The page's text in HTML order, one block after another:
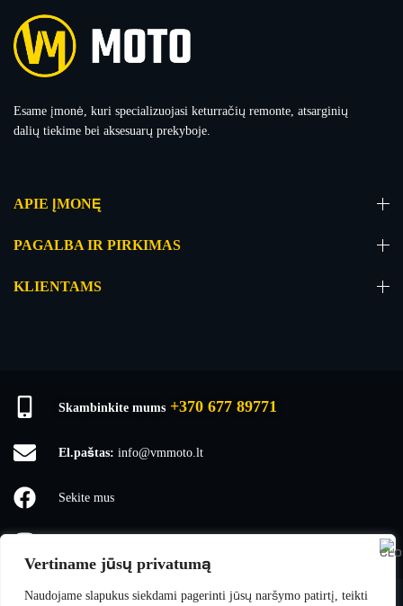
Vertiname jūsų privatumą
Naudojame slapukus siekdami pagerinti jūsų naršymo patirtį, teikti
Esame įmonė, kuri specializuojasi keturračių remonte, atsarginių
dalių tiekime bei aksesuarų prekyboje.
APIE ĮMONĘ
PAGALBA IR PIRKIMAS
KLIENTAMS
Skambinkite mums +370 677 89771
El.paštas: info@vmmoto.lt
Sekite mus